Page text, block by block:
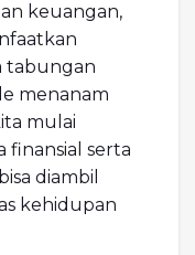
keuangan,
tabungan
menanam
mulai
finansial serta
diambil
kehidupan